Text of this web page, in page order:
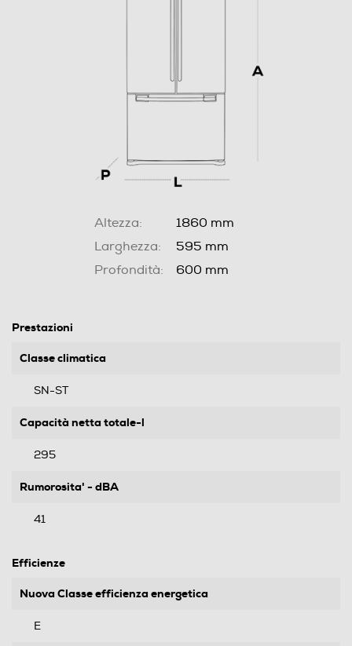
Altezza:
1860 mm
Larghezza:
595 mm
Profondità:
600 mm
Prestazioni
Classe climatica
SN-ST
Capacità netta totale-l
295
Rumorosita' - dBA
41
Efficienze
Nuova Classe efficienza energetica
E